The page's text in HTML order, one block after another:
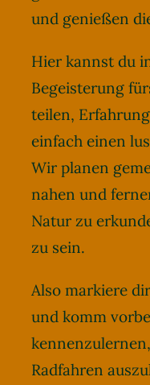
und genießen
Hier kannst du
Begeisterung
teilen,
einfach einen
Wir planen
nahen und
Natur zu
zu sein.
Also markiere
und komm
Radfahren